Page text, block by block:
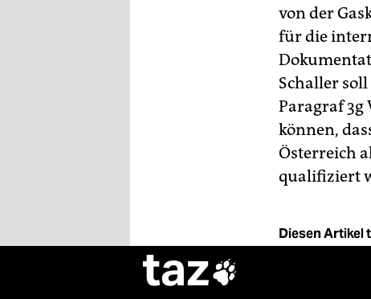
von der
für die
Schaller soll
Paragraf 3g
können,
Österreich
qualifiziert
Diesen Artikel
taz